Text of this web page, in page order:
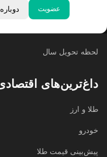
عضویت
لحظه تحویل سال
داغ‌ترین‌های
طلا و ارز
خودرو
پیش‌بینی قیمت طلا